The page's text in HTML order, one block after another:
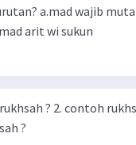
wajib mutahsil b.mad Jaiz munfasil
arit wi sukun
? 2. contoh
?